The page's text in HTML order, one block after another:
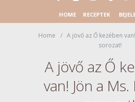
HOME RECEPTEK
Home
A jövő az Ő kezében
sorozat!
A jövő az Ő
van! Jön a